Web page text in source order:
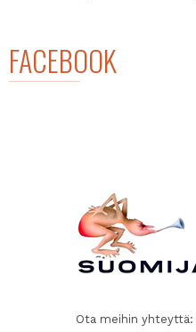
FACEBOOK
Ota meihin yhteyttä: